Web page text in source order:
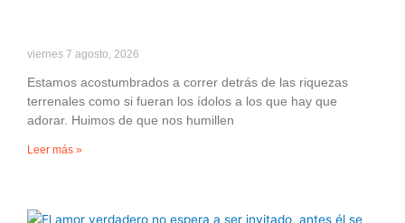
viernes 7 agosto, 2026
Estamos acostumbrados a correr detrás de las riquezas
terrenales como si fueran los ídolos a los que hay que
adorar. Huimos de que nos humillen
Leer más »